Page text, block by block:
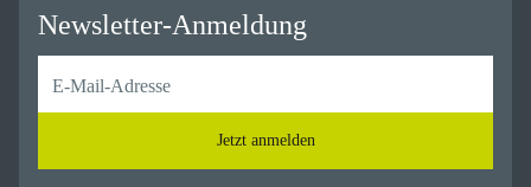
Newsletter-Anmeldung
Jetzt anmelden